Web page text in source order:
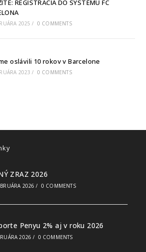
REGISTRÁCIA DO SYSTÉMU FC
2025 / 0 COMMENTS
oslávili 10 rokov v Barcelone
2023 / 0 COMMENTS
ZRAZ 2026
2026 / 0 COMMENTS
Penyu 2% aj v roku 2026
2026 / 0 COMMENTS